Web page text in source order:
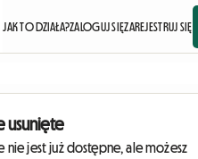
JAK TO DZIAŁA?ZALOGUJ SIĘZAREJESTRUJ SIĘ
usunięte
nie jest już dostępne, ale możesz